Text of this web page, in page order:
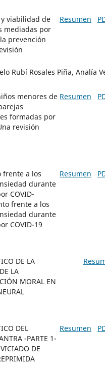
viabilidad de
mediadas por
prevención
Resumen
Rubí­ Rosales Piña, Analía
menores de
formadas por
revisión
Resumen
frente a los
durante
COVID-
frente a los
durante
COVID-19
Resumen
DE LA
LA
MORAL EN
DEL
-PARTE 1-
DE
Resumen